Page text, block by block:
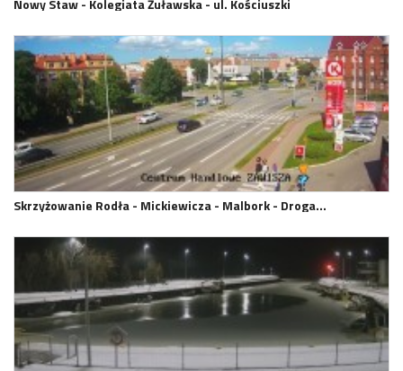
Skrzyżowanie Rodła - Mickiewicza - Malbork - Droga…